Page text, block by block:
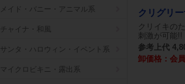
メイド・バニー・アニマル系
チャイナ・和風
サンタ・ハロウィン・イベント系
マイクロビキニ・露出系
クリグリ
クリイキの
刺激が可能!!
参考上代
卸価格：会